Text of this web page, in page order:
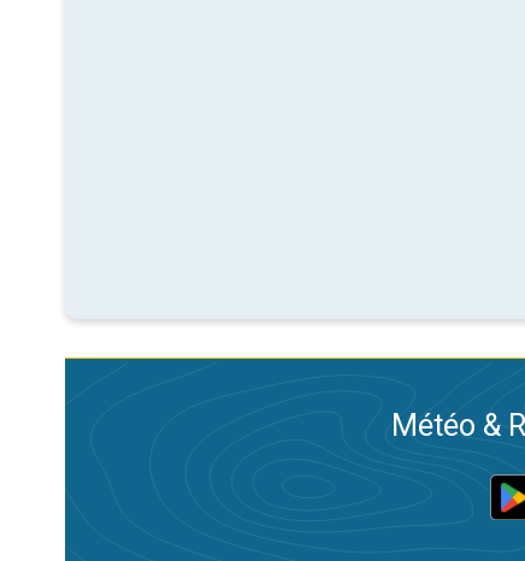
Météo &